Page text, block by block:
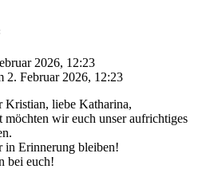
2026, 12:23
2. Februar 2026, 12:23
Kristian, liebe Katharina,
wir euch unser aufrichtiges
in Erinnerung bleiben!
bei euch!